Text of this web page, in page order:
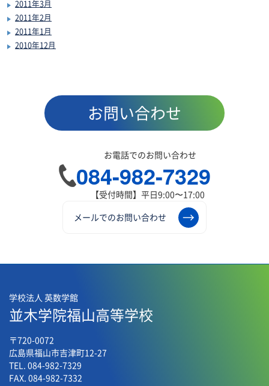
2011年3月
2011年2月
2011年1月
2010年12月
お問い合わせ
お電話でのお問い合わせ
084-982-7329
【受付時間】平日9:00〜17:00
メールでのお問い合わせ
学校法人 英数学館
並木学院福山高等学校
〒720-0072
広島県福山市吉津町12-27
TEL. 084-982-7329
FAX. 084-982-7332